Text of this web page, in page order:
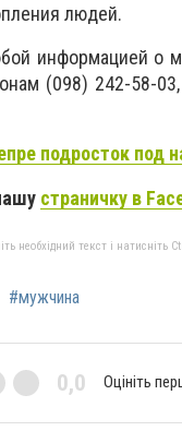
людей.
информацией о
(098) 242-58-
подросток под
страничку в
необхідний текст і натисніть
#мужчина
0,0 Оцініть